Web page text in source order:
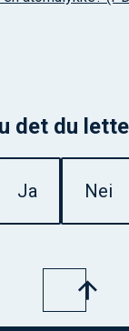
det du
Ja Nei